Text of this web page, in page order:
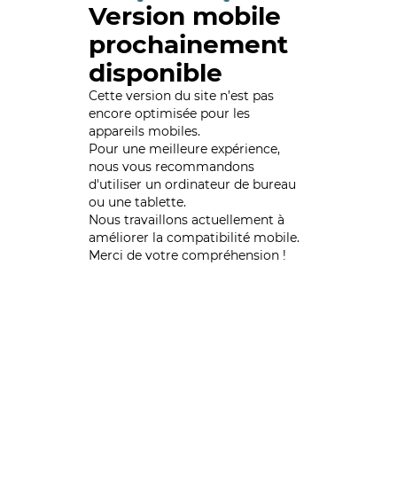
Version mobile
prochainement
disponible
Cette version du site n’est pas
encore optimisée pour les
appareils mobiles.
Pour une meilleure expérience,
nous vous recommandons
d'utiliser un ordinateur de bureau
ou une tablette.
Nous travaillons actuellement à
améliorer la compatibilité mobile.
Merci de votre compréhension !